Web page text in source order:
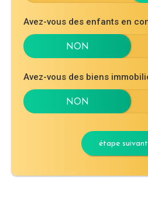
Avez-vous des enfants en
Avez-vous des biens
étape